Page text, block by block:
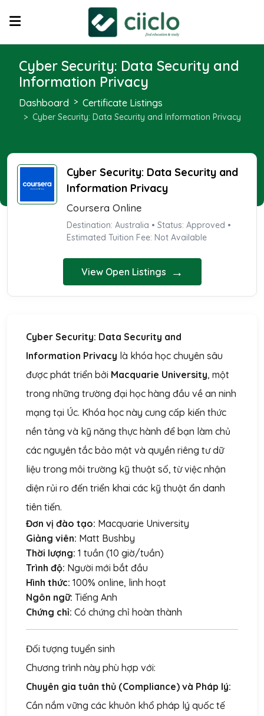
Cyber Security: Data Security and
Information Privacy
Dashboard Certificate Listings
Cyber Security: Data Security and Information Privacy
Cyber Security: Data Security and
Information Privacy
Coursera Online
Destination: Australia • Status: Approved •
Estimated Tuition Fee: Not Available
View Open Listings →
Cyber Security: Data Security and
Information Privacy là khóa học chuyên sâu
được phát triển bởi Macquarie University, một
trong những trường đại học hàng đầu về an ninh
mạng tại Úc. Khóa học này cung cấp kiến thức
nền tảng và kỹ năng thực hành để bạn làm chủ
các nguyên tắc bảo mật và quyền riêng tư dữ
liệu trong môi trường kỹ thuật số, từ việc nhận
diện rủi ro đến triển khai các kỹ thuật ẩn danh
tiên tiến.
Đơn vị đào tạo: Macquarie University
Giảng viên: Matt Bushby
Thời lượng: 1 tuần (10 giờ/tuần)
Trình độ: Người mới bắt đầu
Hình thức: 100% online, linh hoạt
Ngôn ngữ: Tiếng Anh
Chứng chỉ: Có chứng chỉ hoàn thành
Đối tượng tuyển sinh
Chương trình này phù hợp với:
Chuyên gia tuân thủ (Compliance) và Pháp lý:
Cần nắm vững các khuôn khổ pháp lý quốc tế